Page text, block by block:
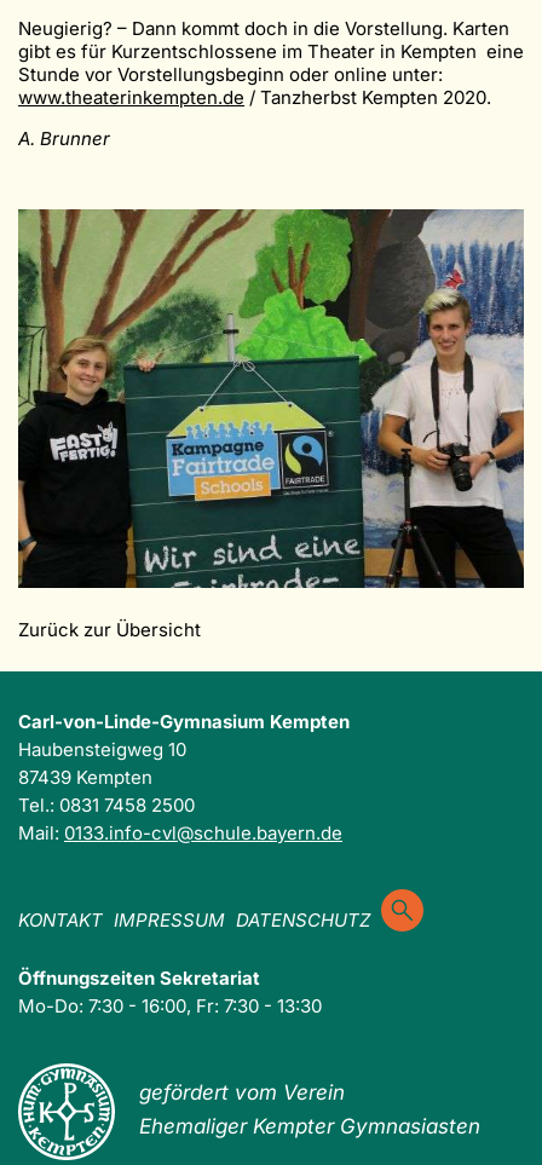
Neugierig? – Dann kommt doch in die Vorstellung. Karten
gibt es für Kurzentschlossene im Theater in Kempten eine
Stunde vor Vorstellungsbeginn oder online unter:
www.theaterinkempten.de / Tanzherbst Kempten 2020.
A. Brunner
Zurück zur Übersicht
Carl-von-Linde-Gymnasium Kempten
Haubensteigweg 10
87439 Kempten
Tel.: 0831 7458 2500
Mail: 0133.info-cvl@schule.bayern.de
KONTAKT IMPRESSUM DATENSCHUTZ
Öffnungszeiten Sekretariat
Mo-Do: 7:30 - 16:00, Fr: 7:30 - 13:30
gefördert vom Verein
Ehemaliger Kempter Gymnasiasten